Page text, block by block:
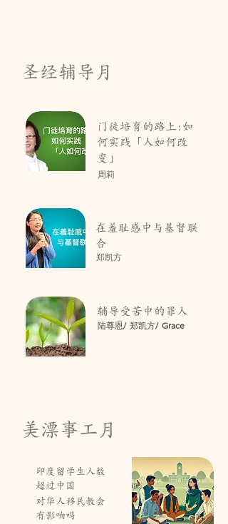
圣经辅导月
门徒培育的路上:如
何实践「人如何改
变」
周莉
在羞耻感中与基督联
合
郑凯方
辅导受苦中的罪人
陆尊恩/ 郑凯方/ Grace
美漂事工月
印度留学生人数
超过中国
对华人移民教会
有影响吗